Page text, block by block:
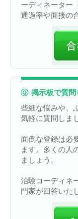
ーディネーター
通過率や面接の
掲示板で質問
些細な悩みや、
気軽に質問しま
面倒な登録は必
ます。多くの人
ましょう。
治験コーディネ
門家が回答いた